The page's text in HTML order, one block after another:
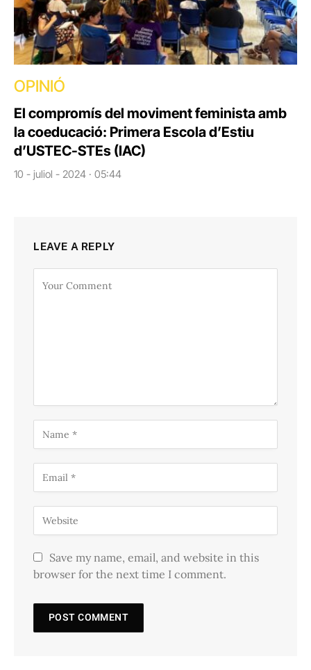
OPINIÓ
El compromís del moviment feminista amb
la coeducació: Primera Escola d’Estiu
d’USTEC-STEs (IAC)
10 - juliol - 2024 · 05:44
LEAVE A REPLY
Save my name, email, and website in this
browser for the next time I comment.